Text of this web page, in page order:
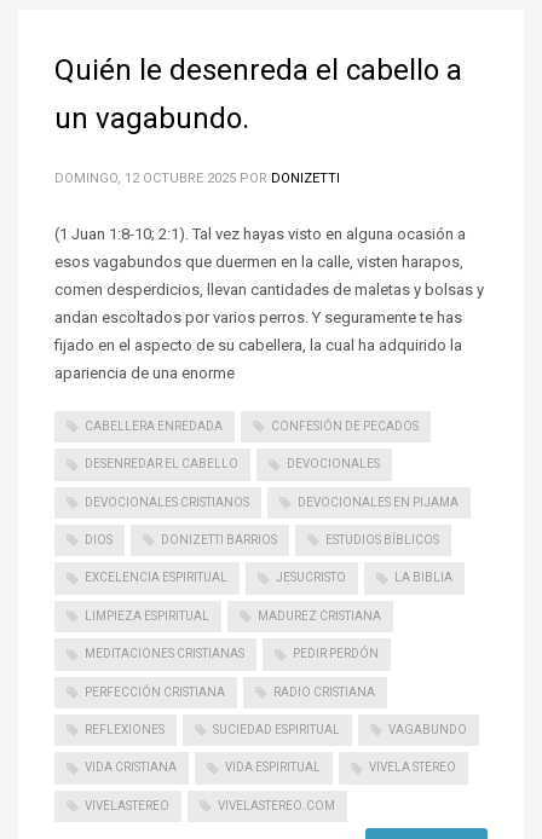
Quién le desenreda el cabello a
un vagabundo.
DOMINGO, 12 OCTUBRE 2025 POR DONIZETTI
(1 Juan 1:8-10; 2:1). Tal vez hayas visto en alguna ocasión a
esos vagabundos que duermen en la calle, visten harapos,
comen desperdicios, llevan cantidades de maletas y bolsas y
andan escoltados por varios perros. Y seguramente te has
fijado en el aspecto de su cabellera, la cual ha adquirido la
apariencia de una enorme
CABELLERA ENREDADA CONFESIÓN DE PECADOS
DESENREDAR EL CABELLO DEVOCIONALES
DEVOCIONALES CRISTIANOS DEVOCIONALES EN PIJAMA
DIOS DONIZETTI BARRIOS ESTUDIOS BÍBLICOS
EXCELENCIA ESPIRITUAL JESUCRISTO LA BIBLIA
LIMPIEZA ESPIRITUAL MADUREZ CRISTIANA
MEDITACIONES CRISTIANAS PEDIR PERDÓN
PERFECCIÓN CRISTIANA RADIO CRISTIANA
REFLEXIONES SUCIEDAD ESPIRITUAL VAGABUNDO
VIDA CRISTIANA VIDA ESPIRITUAL VIVELA STEREO
VIVELASTEREO VIVELASTEREO.COM